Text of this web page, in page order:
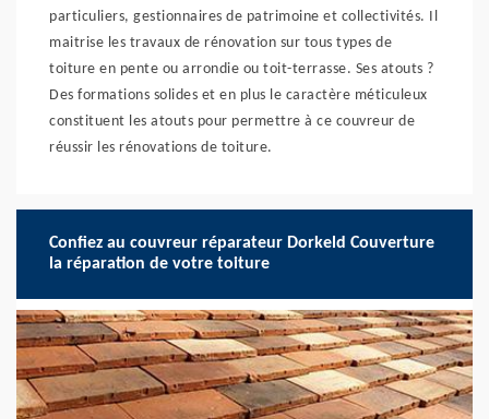
particuliers, gestionnaires de patrimoine et collectivités. Il
maitrise les travaux de rénovation sur tous types de
toiture en pente ou arrondie ou toit-terrasse. Ses atouts ?
Des formations solides et en plus le caractère méticuleux
constituent les atouts pour permettre à ce couvreur de
réussir les rénovations de toiture.
Confiez au couvreur réparateur Dorkeld Couverture
la réparation de votre toiture